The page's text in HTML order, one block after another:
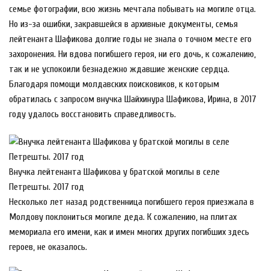
семье фотографии, всю жизнь мечтала побывать на могиле отца.
Но из-за ошибки, закравшейся в архивные документы, семья
лейтенанта Шафикова долгие годы не знала о точном месте его
захоронения. Ни вдова погибшего героя, ни его дочь, к сожалению,
так и не успокоили безнадежно ждавшие женские сердца.
Благодаря помощи молдавских поисковиков, к которым
обратилась с запросом внучка Шайхинура Шафикова, Ирина, в 2017
году удалось восстановить справедливость.
Внучка лейтенанта Шафикова у братской могилы в селе
Петрешты. 2017 год
Несколько лет назад родственница погибшего героя приезжала в
Молдову поклониться могиле деда. К сожалению, на плитах
мемориала его имени, как и имен многих других погибших здесь
героев, не оказалось.